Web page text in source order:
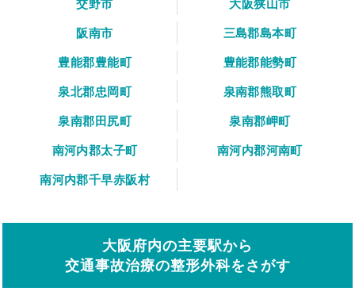
交野市
大阪狭山市
阪南市
三島郡島本町
豊能郡豊能町
豊能郡能勢町
泉北郡忠岡町
泉南郡熊取町
泉南郡田尻町
泉南郡岬町
南河内郡太子町
南河内郡河南町
南河内郡千早赤阪村
大阪府内の主要駅から
交通事故治療の整形外科をさがす